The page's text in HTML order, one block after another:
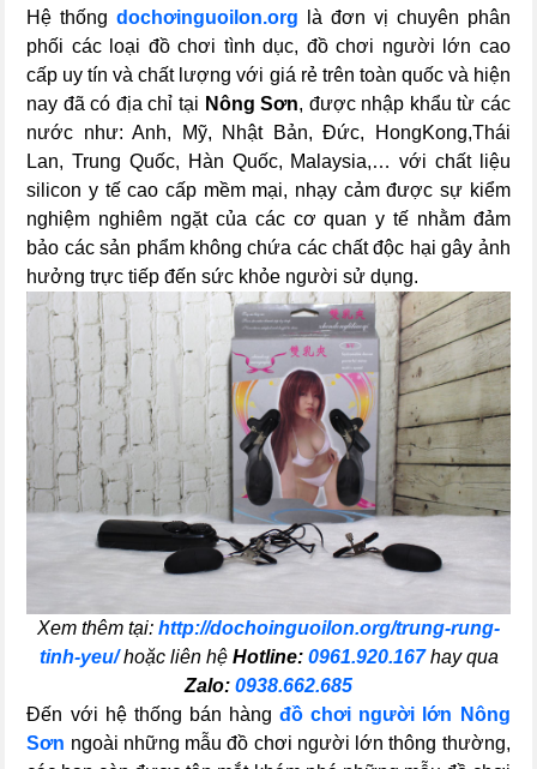
Hệ thốngdochơinguoilon.org là đơn vị chuyên phân
phối các loại đồ chơi tình dục, đồ chơi người lớn cao
cấp uy tín và chất lượng với giá rẻ trên toàn quốc và hiện
nay đã có địa chỉ tại Nông Sơn, được nhập khẩu từ các
nước như: Anh, Mỹ, Nhật Bản, Đức, HongKong,Thái
Lan, Trung Quốc, Hàn Quốc, Malaysia,… với chất liệu
silicon y tế cao cấp mềm mại, nhạy cảm được sự kiểm
nghiệm nghiêm ngặt của các cơ quan y tế nhằm đảm
bảo các sản phẩm không chứa các chất độc hại gây ảnh
hưởng trực tiếp đến sức khỏe người sử dụng.
Xem thêm tại: http://dochoinguoilon.org/trung-rung-
tinh-yeu/hoặc liên hệ Hotline: 0961.920.167hay qua
Zalo: 0938.662.685
Đến với hệ thống bán hàngđồ chơi người lớn Nông
Sơn ngoài những mẫu đồ chơi người lớn thông thường,